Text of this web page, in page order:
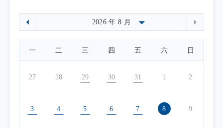
一 二 三 四 五 六 日
27 28 29 30 31 1 2
3 4 5 6 7 8 9